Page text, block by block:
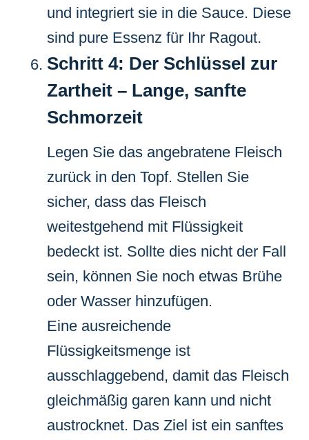
und integriert sie in die Sauce. Diese
sind pure Essenz für Ihr Ragout.
Schritt 4: Der Schlüssel zur
Zartheit – Lange, sanfte
Schmorzeit
Legen Sie das angebratene Fleisch
zurück in den Topf. Stellen Sie
sicher, dass das Fleisch
weitestgehend mit Flüssigkeit
bedeckt ist. Sollte dies nicht der Fall
sein, können Sie noch etwas Brühe
oder Wasser hinzufügen.
Eine ausreichende
Flüssigkeitsmenge ist
ausschlaggebend, damit das Fleisch
gleichmäßig garen kann und nicht
austrocknet. Das Ziel ist ein sanftes